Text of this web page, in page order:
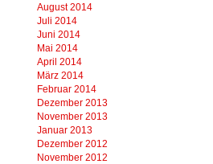
August 2014
Juli 2014
Juni 2014
Mai 2014
April 2014
März 2014
Februar 2014
Dezember 2013
November 2013
Januar 2013
Dezember 2012
November 2012